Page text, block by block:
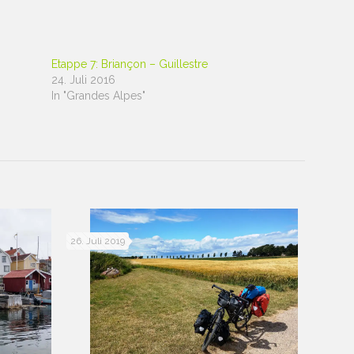
Etappe 7: Briançon – Guillestre
24. Juli 2016
In "Grandes Alpes"
26. Juli 2019